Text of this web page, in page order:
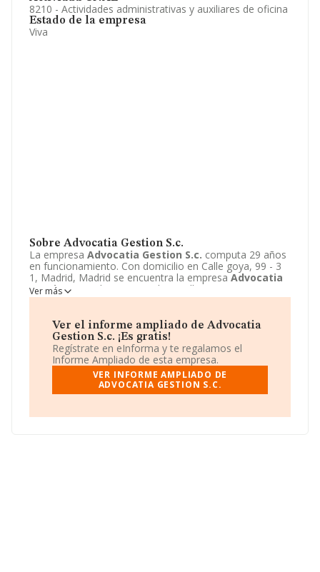
8210 - Actividades administrativas y auxiliares de oficina
Estado de la empresa
Viva
Sobre Advocatia Gestion S.c.
La empresa Advocatia Gestion S.c. computa 29 años
en funcionamiento. Con domicilio en Calle goya, 99 - 3
1, Madrid, Madrid se encuentra la empresaAdvocatia
Gestion S.c.
. El CNAE que desarrolla es 8210 -
Actividades administrativas y auxiliares de oficina.
Ver más
Ver el informe ampliado de Advocatia
Gestion S.c. ¡Es gratis!
Regístrate en eInforma y te regalamos el
Informe Ampliado de esta empresa.
VER INFORME AMPLIADO DE
ADVOCATIA GESTION S.C.